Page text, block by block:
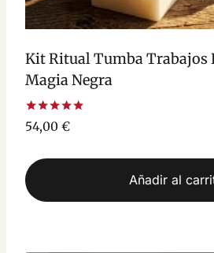
Kit Ritual Tumba Trabajos
Magia Negra
Valorado
con
de 5
54,00 €
Añadir al